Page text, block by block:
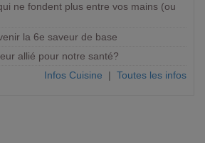
ne fondent plus entre vos mains (ou
la 6e saveur de base
allié pour notre santé?
Infos Cuisine | Toutes les infos